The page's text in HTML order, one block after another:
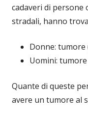
cadaveri di persone
stradali, hanno
Donne:
Uomini:
Quante di queste
avere un tumore al